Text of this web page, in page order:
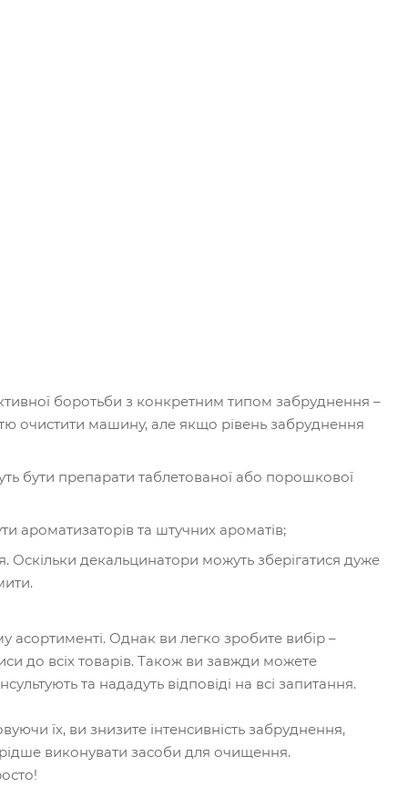
боротьби з конкретним типом забруднення –
очистити машину, але якщо рівень забруднення
бути препарати таблетованої або порошкової
ароматизаторів та штучних ароматів;
декальцинатори можуть зберігатися дуже
Однак ви легко зробите вибір –
до всіх товарів. Також ви завжди можете
та нададуть відповіді на всі запитання.
їх, ви знизите інтенсивність забруднення,
виконувати засоби для очищення.